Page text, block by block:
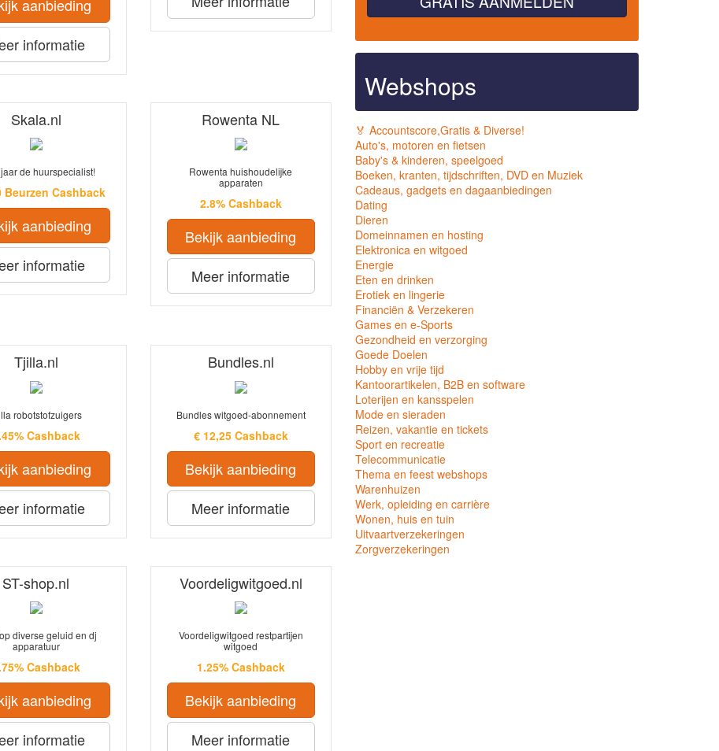
aanbieding
informatie
Skala.nl
de huurspecialist!
Beurzen Cashback
aanbieding
informatie
Rowenta NL
Rowenta huishoudelijke
apparaten
2.8% Cashback
Bekijk aanbieding
Meer informatie
Tjilla.nl
robotstofzuigers
Cashback
aanbieding
informatie
Bundles.nl
Bundles witgoed-abonnement
€ 12,25 Cashback
Bekijk aanbieding
Meer informatie
ST-shop.nl
diverse geluid en dj
apparatuur
Cashback
aanbieding
informatie
Voordeligwitgoed.nl
Voordeligwitgoed restpartijen
witgoed
1.25% Cashback
Bekijk aanbieding
Meer informatie
Webshops
🏅 Accountscore,Gratis & Diverse!
Auto's, motoren en fietsen
Baby's & kinderen, speelgoed
Boeken, kranten, tijdschriften, DVD en Muziek
Cadeaus, gadgets en dagaanbiedingen
Dating
Dieren
Domeinnamen en hosting
Elektronica en witgoed
Energie
Eten en drinken
Erotiek en lingerie
Financiën & Verzekeren
Games en e-Sports
Gezondheid en verzorging
Goede Doelen
Hobby en vrije tijd
Kantoorartikelen, B2B en software
Loterijen en kansspelen
Mode en sieraden
Reizen, vakantie en tickets
Sport en recreatie
Telecommunicatie
Thema en feest webshops
Warenhuizen
Werk, opleiding en carrière
Wonen, huis en tuin
Uitvaartverzekeringen
Zorgverzekeringen